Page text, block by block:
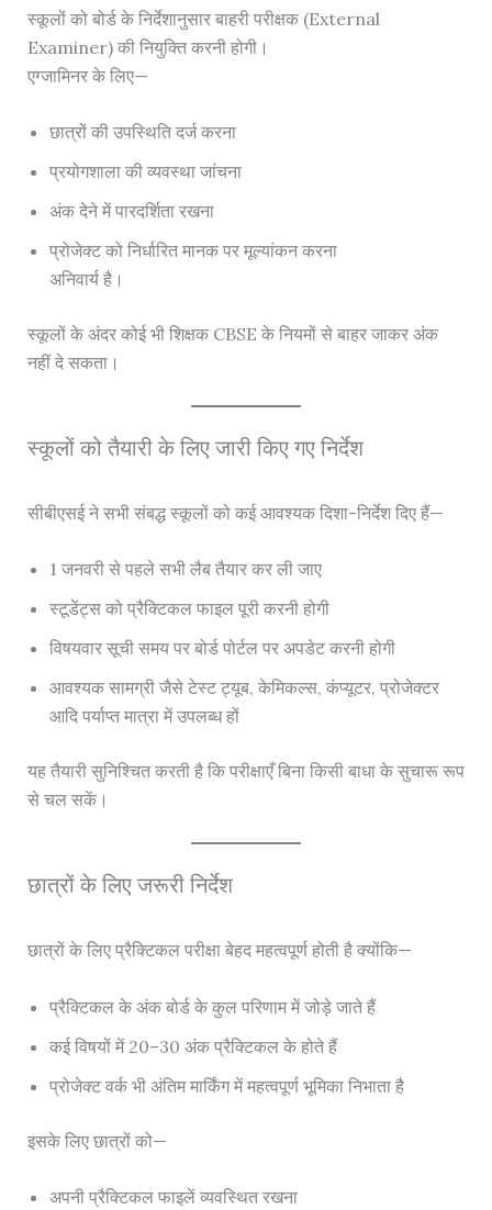
स्कूलों को बोर्ड के निर्देशानुसार बाहरी परीक्षक (External
Examiner) की नियुक्ति करनी होगी।
एग्जामिनर के लिए—
छात्रों की उपस्थिति दर्ज करना
प्रयोगशाला की व्यवस्था जांचना
अंक देने में पारदर्शिता रखना
प्रोजेक्ट को निर्धारित मानक पर मूल्यांकन करना
अनिवार्य है।
स्कूलों के अंदर कोई भी शिक्षक CBSE के नियमों से बाहर जाकर अंक
नहीं दे सकता।
स्कूलों को तैयारी के लिए जारी किए गए निर्देश
सीबीएसई ने सभी संबद्ध स्कूलों को कई आवश्यक दिशा-निर्देश दिए हैं—
1 जनवरी से पहले सभी लैब तैयार कर ली जाए
स्टूडेंट्स को प्रैक्टिकल फाइल पूरी करनी होगी
विषयवार सूची समय पर बोर्ड पोर्टल पर अपडेट करनी होगी
आवश्यक सामग्री जैसे टेस्ट ट्यूब, केमिकल्स, कंप्यूटर, प्रोजेक्टर
आदि पर्याप्त मात्रा में उपलब्ध हों
यह तैयारी सुनिश्चित करती है कि परीक्षाएँ बिना किसी बाधा के सुचारू रूप
से चल सकें।
छात्रों के लिए जरूरी निर्देश
छात्रों के लिए प्रैक्टिकल परीक्षा बेहद महत्वपूर्ण होती है क्योंकि—
प्रैक्टिकल के अंक बोर्ड के कुल परिणाम में जोड़े जाते हैं
कई विषयों में 20–30 अंक प्रैक्टिकल के होते हैं
प्रोजेक्ट वर्क भी अंतिम मार्किंग में महत्वपूर्ण भूमिका निभाता है
इसके लिए छात्रों को—
अपनी प्रैक्टिकल फाइलें व्यवस्थित रखना